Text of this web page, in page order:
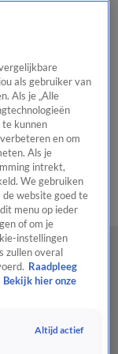
Hart
Tip de
PanelVideo's
als gebruiker van
Als je „Alle
te kunnen
en om
Als je
intrekt,
We gebruiken
de website goed te
menu op ieder
of om je
instellingen
zullen overal
Raadpleeg
Bekijk hier onze
Altijd actief